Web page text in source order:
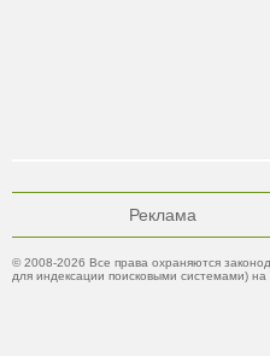
Реклама
© 2008-2026 Все права охраняются
для индексации поисковыми системами) на